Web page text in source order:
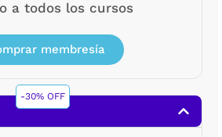
a todos los cursos
membresía
-30% OFF